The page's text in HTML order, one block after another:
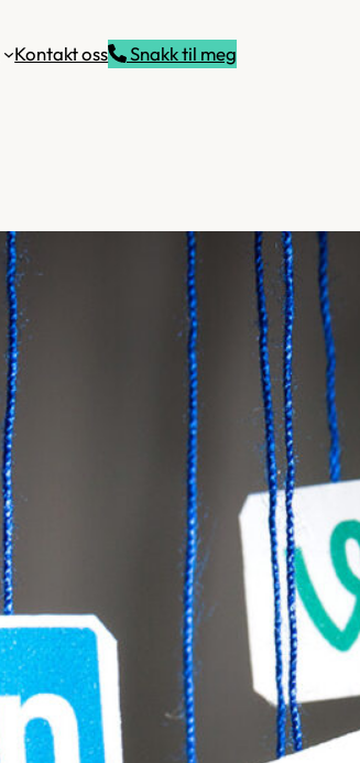
Kontakt oss Snakk til meg